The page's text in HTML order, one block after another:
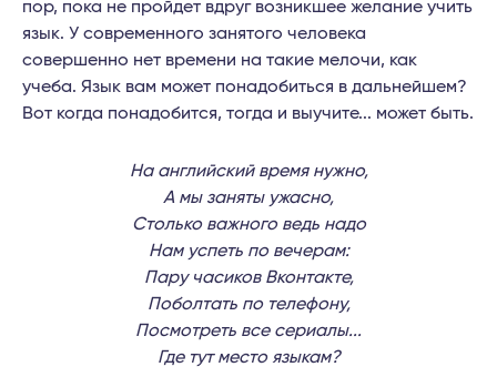
пор, пока не пройдет вдруг возникшее желание учить
язык. У современного занятого человека
совершенно нет времени на такие мелочи, как
учеба. Язык вам может понадобиться в дальнейшем?
Вот когда понадобится, тогда и выучите... может быть.
На английский время нужно,
А мы заняты ужасно,
Столько важного ведь надо
Нам успеть по вечерам:
Пару часиков Вконтакте,
Поболтать по телефону,
Посмотреть все сериалы...
Где тут место языкам?